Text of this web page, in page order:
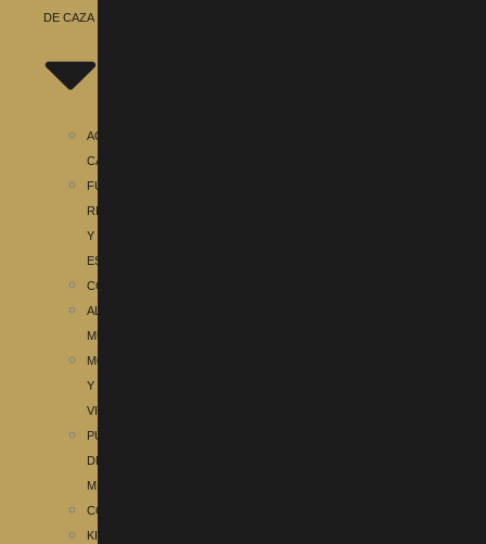
DE CAZA
ACCESORIOS
CAZA
FUNDAS
RIFLE
Y
ESCOPETA
COLLARES
ALIVIA
MUELLES
MONTURAS
Y
VISORES
PUNTOS
DE
MIRA
COLIMADORES
KITS